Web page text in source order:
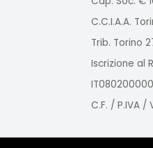
C.C.I.A.A.
Trib. Torino
Iscrizione al
C.F. / P.IVA /